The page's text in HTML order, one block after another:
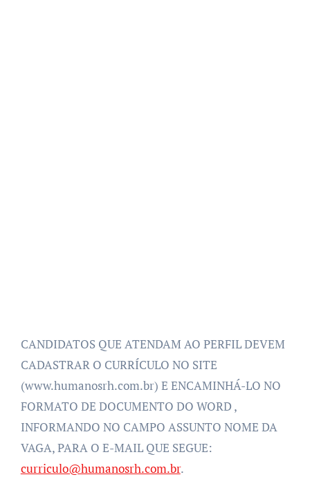
CANDIDATOS QUE ATENDAM AO PERFIL DEVEM
CADASTRAR O CURRÍCULO NO SITE
(www.humanosrh.com.br) E ENCAMINHÁ-LO NO
FORMATO DE DOCUMENTO DO WORD ,
INFORMANDO NO CAMPO ASSUNTO NOME DA
VAGA, PARA O E-MAIL QUE SEGUE:
curriculo@humanosrh.com.br.